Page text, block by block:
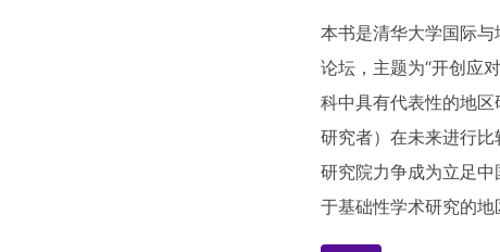
本书是清华大学国际
论坛，主题为“开创应
科中具有代表性的地
研究者）在未来进行比
研究院力争成为立足
于基础性学术研究的地